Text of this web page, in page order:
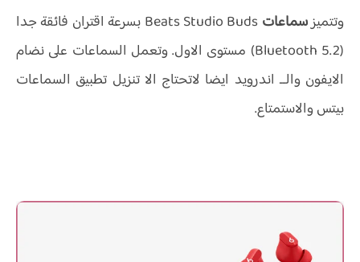
وتتميزسماعات
Beats Studio Buds بسرعة اقتران فائقة جدا
(Bluetooth 5.2) مستوى الاول. وتعمل السماعات على نضام
الايفون والــ اندرويد ايضا لاتحتاج الا تنزيل تطبيق السماعات
بيتس والاستمتاع.